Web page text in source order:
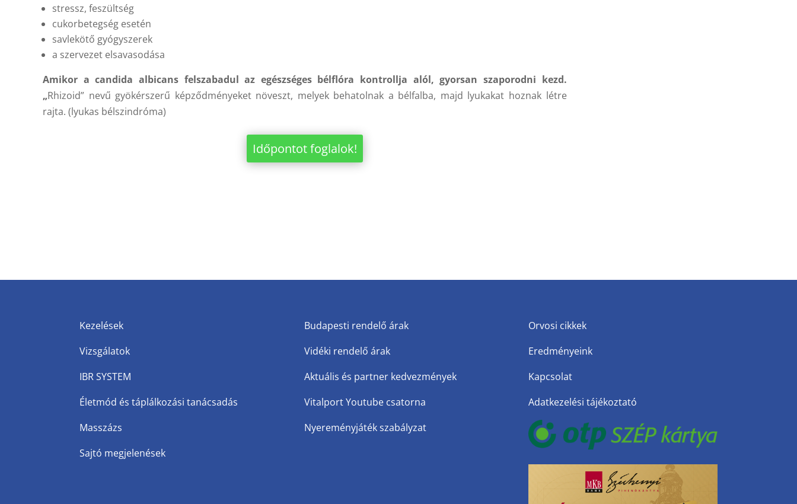
stressz, feszültség
cukorbetegség esetén
savlekötő gyógyszerek
a szervezet elsavasodása
Amikor a candida albicans felszabadul az egészséges bélflóra kontrollja alól, gyorsan szaporodni kezd.
„Rhizoid” nevű gyökérszerű képződményeket növeszt, melyek behatolnak a bélfalba, majd lyukakat hoznak létre
rajta. (lyukas bélszindróma)
Időpontot foglalok!
Kezelések
Vizsgálatok
IBR SYSTEM
Életmód és táplálkozási tanácsadás
Masszázs
Sajtó megjelenések
Budapesti rendelő árak
Vidéki rendelő árak
Aktuális és partner kedvezmények
Vitalport Youtube csatorna
Nyereményjáték szabályzat
Orvosi cikkek
Eredményeink
Kapcsolat
Adatkezelési tájékoztató